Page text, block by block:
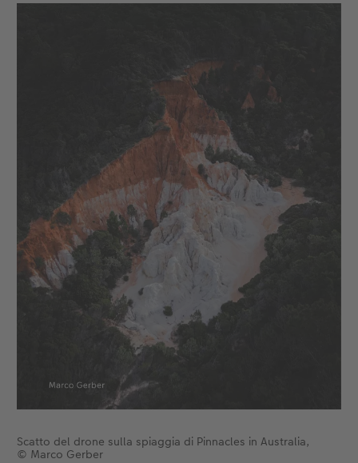
Scatto del drone sulla spiaggia di Pinnacles in Australia,
© Marco Gerber